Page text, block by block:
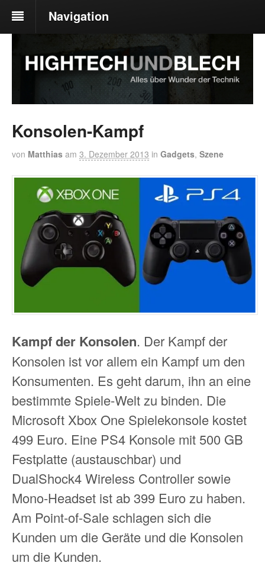
Navigation
Konsolen-Kampf
von Matthias am 3. Dezember 2013 in Gadgets, Szene
Kampf der Konsolen. Der Kampf der
Konsolen ist vor allem ein Kampf um den
Konsumenten. Es geht darum, ihn an eine
bestimmte Spiele-Welt zu binden. Die
Microsoft Xbox One Spielekonsole kostet
499 Euro. Eine PS4 Konsole mit 500 GB
Festplatte (austauschbar) und
DualShock4 Wireless Controller sowie
Mono-Headset ist ab 399 Euro zu haben.
Am Point-of-Sale schlagen sich die
Kunden um die Geräte und die Konsolen
um die Kunden.